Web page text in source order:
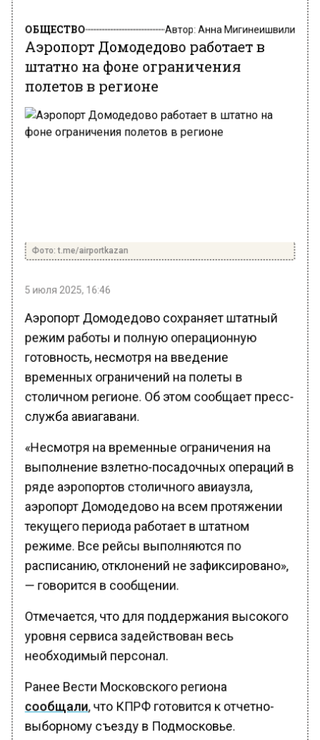
ОБЩЕСТВО
Аэропорт Домодедово работает в
штатно на фоне ограничения
полетов в регионе
Фото: t.me/airportkazan
5 июля 2025, 16:46
Аэропорт Домодедово сохраняет штатный
режим работы и полную операционную
готовность, несмотря на введение
временных ограничений на полеты в
столичном регионе. Об этом сообщает пресс-
служба авиагавани.
«Несмотря на временные ограничения на
выполнение взлетно-посадочных операций в
ряде аэропортов столичного авиаузла,
аэропорт Домодедово на всем протяжении
текущего периода работает в штатном
режиме. Все рейсы выполняются по
расписанию, отклонений не зафиксировано»,
— говорится в сообщении.
Отмечается, что для поддержания высокого
уровня сервиса задействован весь
необходимый персонал.
Ранее Вести Московского региона
сообщали, что КПРФ готовится к отчетно-
выборному съезду в Подмосковье.